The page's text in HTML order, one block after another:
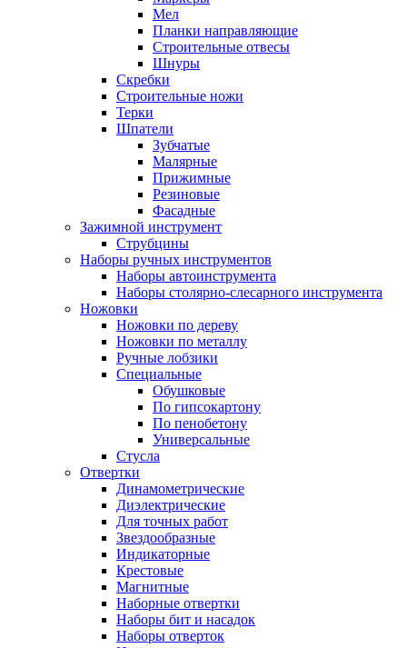
Мел
Планки направляющие
Строительные отвесы
Шнуры
Скребки
Строительные ножи
Терки
Шпатели
Зубчатые
Малярные
Прижимные
Резиновые
Фасадные
Зажимной инструмент
Струбцины
Наборы ручных инструментов
Наборы автоинструмента
Наборы столярно-слесарного инструмента
Ножовки
Ножовки по дереву
Ножовки по металлу
Ручные лобзики
Специальные
Обушковые
По гипсокартону
По пенобетону
Универсальные
Стусла
Отвертки
Динамометрические
Диэлектрические
Для точных работ
Звездообразные
Индикаторные
Крестовые
Магнитные
Наборные отвертки
Наборы бит и насадок
Наборы отверток